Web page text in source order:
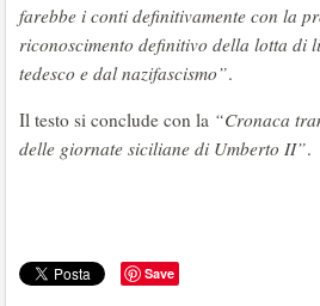
farebbe i conti definitivamente con la
riconoscimento definitivo della lotta di
tedesco e dal nazifascismo”.
Il testo si conclude con la “Cronaca
delle giornate siciliane di Umberto II”.
Save